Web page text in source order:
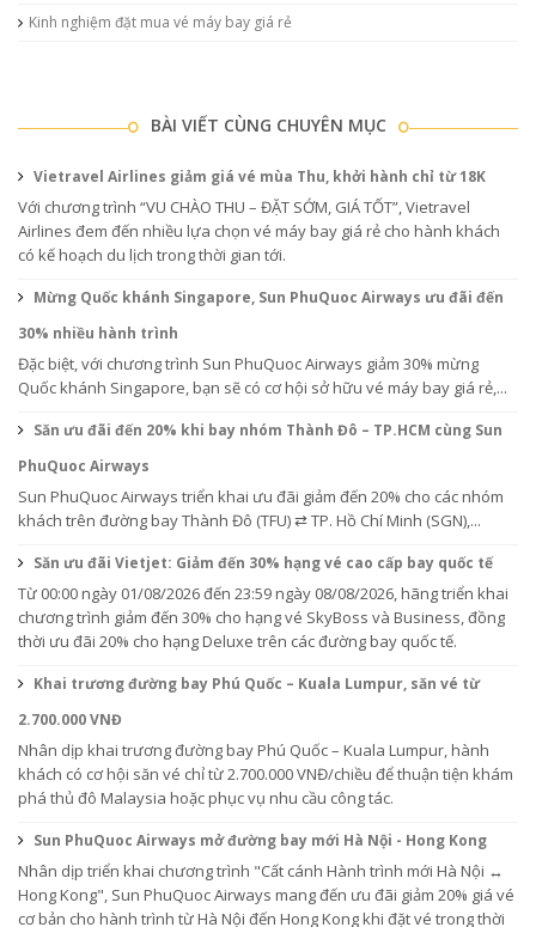
Kinh nghiệm đặt mua vé máy bay giá rẻ
BÀI VIẾT CÙNG CHUYÊN MỤC
Vietravel Airlines giảm giá vé mùa Thu, khởi hành chỉ từ 18K
Với chương trình “VU CHÀO THU – ĐẶT SỚM, GIÁ TỐT”, Vietravel
Airlines đem đến nhiều lựa chọn vé máy bay giá rẻ cho hành khách
có kế hoạch du lịch trong thời gian tới.
Mừng Quốc khánh Singapore, Sun PhuQuoc Airways ưu đãi đến
30% nhiều hành trình
Đặc biệt, với chương trình Sun PhuQuoc Airways giảm 30% mừng
Quốc khánh Singapore, bạn sẽ có cơ hội sở hữu vé máy bay giá rẻ,...
Săn ưu đãi đến 20% khi bay nhóm Thành Đô – TP.HCM cùng Sun
PhuQuoc Airways
Sun PhuQuoc Airways triển khai ưu đãi giảm đến 20% cho các nhóm
khách trên đường bay Thành Đô (TFU) ⇄ TP. Hồ Chí Minh (SGN),...
Săn ưu đãi Vietjet: Giảm đến 30% hạng vé cao cấp bay quốc tế
Từ 00:00 ngày 01/08/2026 đến 23:59 ngày 08/08/2026, hãng triển khai
chương trình giảm đến 30% cho hạng vé SkyBoss và Business, đồng
thời ưu đãi 20% cho hạng Deluxe trên các đường bay quốc tế.
Khai trương đường bay Phú Quốc – Kuala Lumpur, săn vé từ
2.700.000 VNĐ
Nhân dịp khai trương đường bay Phú Quốc – Kuala Lumpur, hành
khách có cơ hội săn vé chỉ từ 2.700.000 VNĐ/chiều để thuận tiện khám
phá thủ đô Malaysia hoặc phục vụ nhu cầu công tác.
Sun PhuQuoc Airways mở đường bay mới Hà Nội - Hong Kong
Nhân dịp triển khai chương trình "Cất cánh Hành trình mới Hà Nội ↔
Hong Kong", Sun PhuQuoc Airways mang đến ưu đãi giảm 20% giá vé
cơ bản cho hành trình từ Hà Nội đến Hong Kong khi đặt vé trong thời